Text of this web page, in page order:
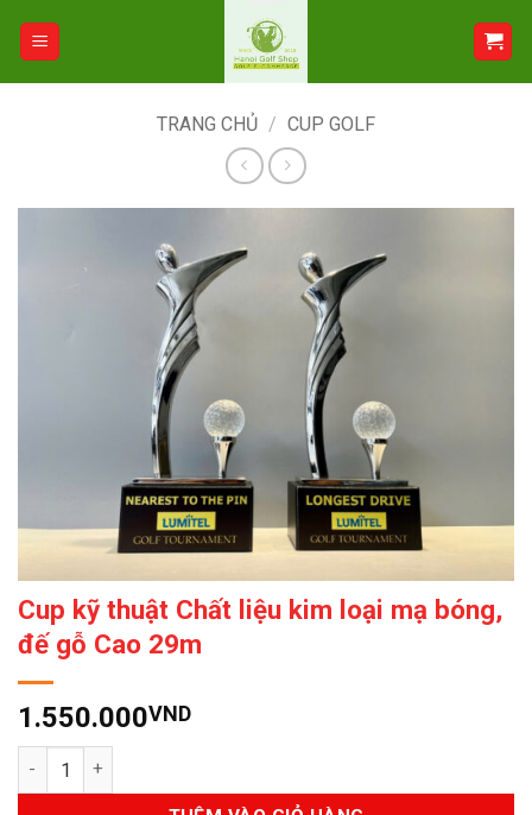
TRANG CHỦ / CUP GOLF
Cup kỹ thuật Chất liệu kim loại mạ bóng,
đế gỗ Cao 29m
1.550.000VND
Số lượng